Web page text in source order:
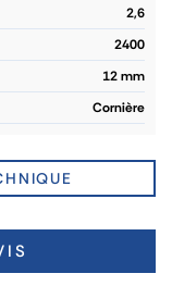
2,6
2400
12 mm
Cornière